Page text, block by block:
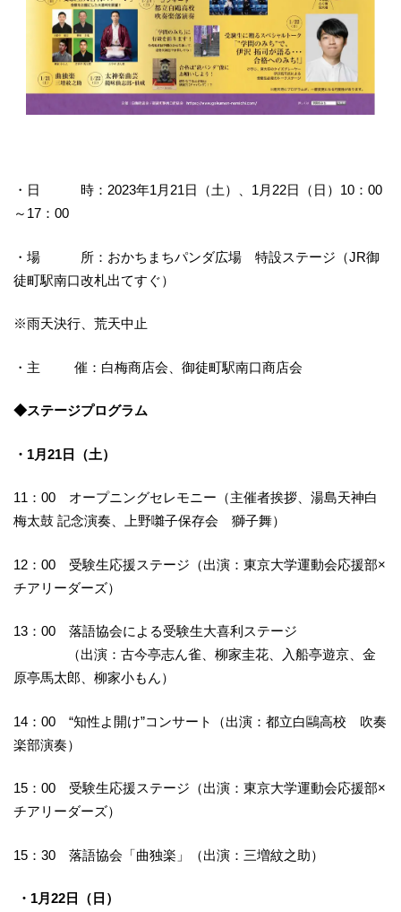
・日 時：2023年1月21日（土）、1月22日（日）10：00
～17：00
・場 所：おかちまちパンダ広場 特設ステージ（JR御
徒町駅南口改札出てすぐ）
※雨天決行、荒天中止
・主 催：白梅商店会、御徒町駅南口商店会
◆ステージプログラム
・1月21日（土）
11：00 オープニングセレモニー（主催者挨拶、湯島天神白
梅太鼓 記念演奏、上野囃子保存会 獅子舞）
12：00 受験生応援ステージ（出演：東京大学運動会応援部×
チアリーダーズ）
13：00 落語協会による受験生大喜利ステージ
（出演：古今亭志ん雀、柳家圭花、入船亭遊京、金
原亭馬太郎、柳家小もん）
14：00 “知性よ開け”コンサート（出演：都立白鷗高校 吹奏
楽部演奏）
15：00 受験生応援ステージ（出演：東京大学運動会応援部×
チアリーダーズ）
15：30 落語協会「曲独楽」（出演：三増紋之助）
・1月22日（日）